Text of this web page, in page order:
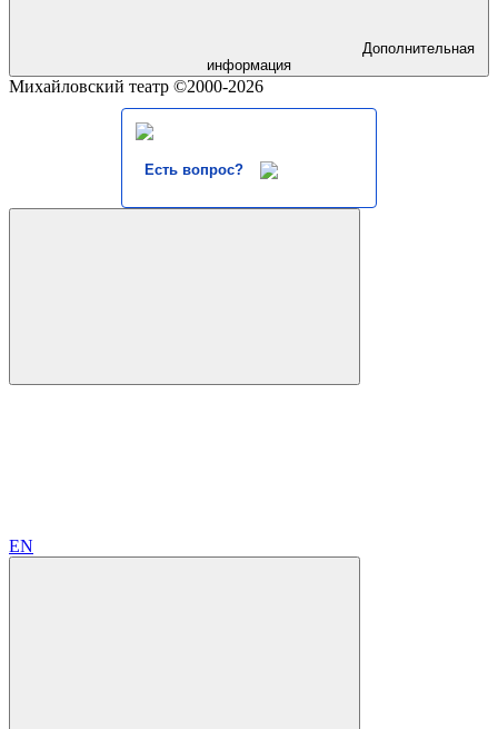
Дополнительная
информация
Михайловский театр ©2000-2026
Есть вопрос?
EN